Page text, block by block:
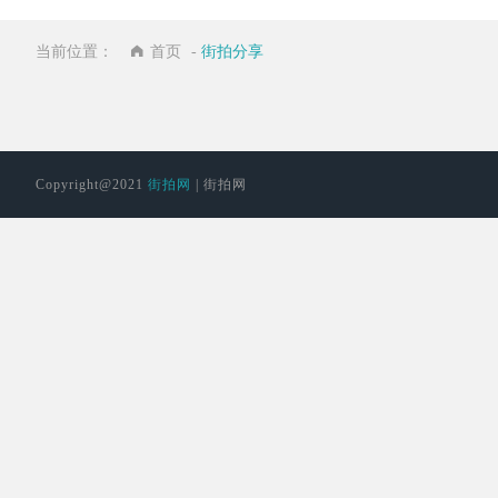
当前位置： 首页 - 街拍分享
Copyright@2021 街拍网 | 街拍网